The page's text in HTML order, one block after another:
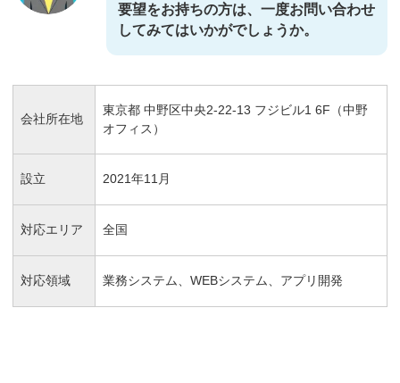
要望をお持ちの方は、一度お問い合わせ
してみてはいかがでしょうか。
会社所在地
東京都 中野区中央2-22-13 フジビル1 6F（中野
オフィス）
設立 2021年11月
対応エリア 全国
対応領域 業務システム、WEBシステム、アプリ開発